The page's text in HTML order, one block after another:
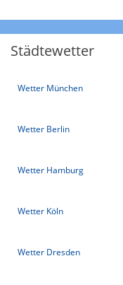
Städtewetter
Wetter München
Wetter Berlin
Wetter Hamburg
Wetter Köln
Wetter Dresden